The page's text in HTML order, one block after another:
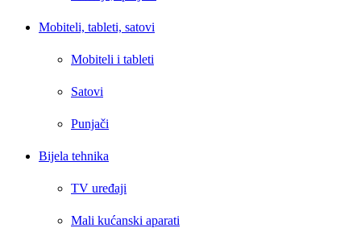
Mobiteli, tableti, satovi
Mobiteli i tableti
Satovi
Punjači
Bijela tehnika
TV uređaji
Mali kućanski aparati